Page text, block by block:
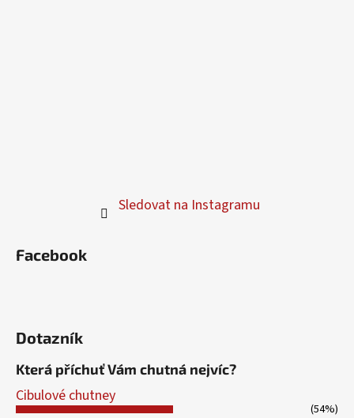
Sledovat na Instagramu
Facebook
Dotazník
Která příchuť Vám chutná nejvíc?
Cibulové chutney
(54%)